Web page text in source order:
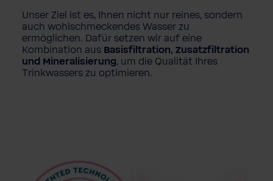
Unser Ziel ist es, Ihnen nicht nur reines, sondern
auch wohlschmeckendes Wasser zu
ermöglichen. Dafür setzen wir auf eine
Kombination aus Basisfiltration, Zusatzfiltration
und Mineralisierung, um die Qualität Ihres
Trinkwassers zu optimieren.